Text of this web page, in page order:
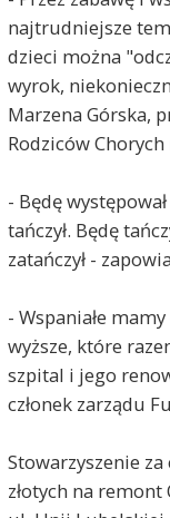
najtrudniejsze
dzieci można
wyrok,
Marzena Górska,
Rodziców Chorych
- Będę
tańczył. Będę
zatańczył -
- Wspaniałe
wyższe, które
szpital i jego
członek zarządu
Stowarzyszenie
złotych na remont